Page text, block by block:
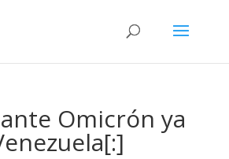
Omicrón ya